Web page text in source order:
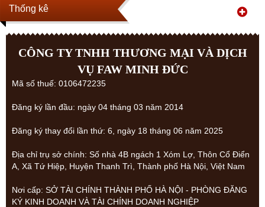
Thống kê
CÔNG TY TNHH THƯƠNG MẠI VÀ DỊCH
VỤ FAW MINH ĐỨC
Mã số thuế: 0106472235
Đăng ký lần đầu: ngày 04 tháng 03 năm 2014
Đăng ký thay đổi lần thứ: 6, ngày 18 tháng 06 năm 2025
Địa chỉ trụ sở chính: Số nhà 4B ngách 1 Xóm Lợ, Thôn Cổ Điển
A, Xã Tứ Hiệp, Huyện Thanh Trì, Thành phố Hà Nội, Việt Nam
Nơi cấp: SỞ TÀI CHÍNH THÀNH PHỐ HÀ NỘI - PHÒNG ĐĂNG
KÝ KINH DOANH VÀ TÀI CHÍNH DOANH NGHIỆP